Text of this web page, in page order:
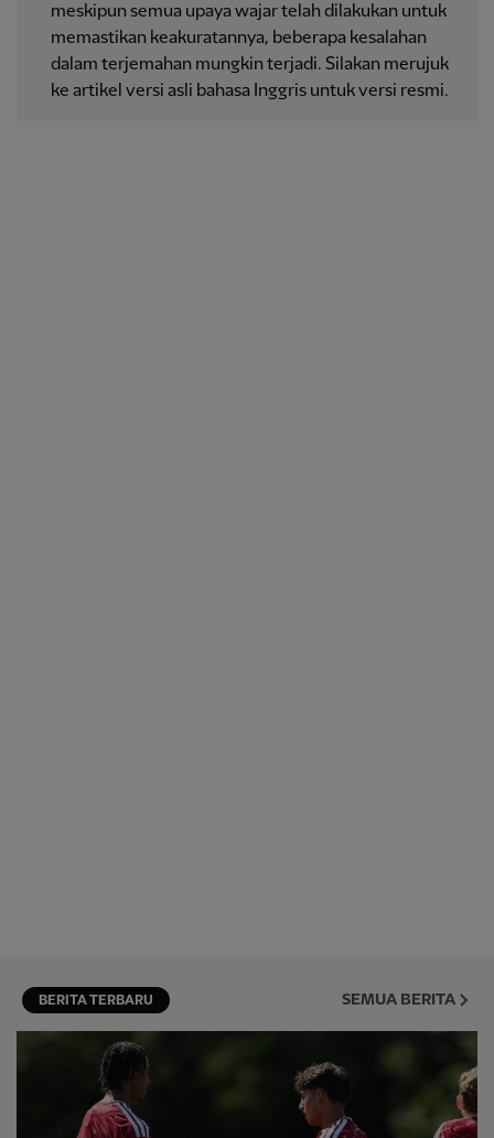
meskipun semua upaya wajar telah dilakukan untuk
memastikan keakuratannya, beberapa kesalahan
dalam terjemahan mungkin terjadi. Silakan merujuk
ke artikel versi asli bahasa Inggris untuk versi resmi.
BERITA TERBARU SEMUA BERITA